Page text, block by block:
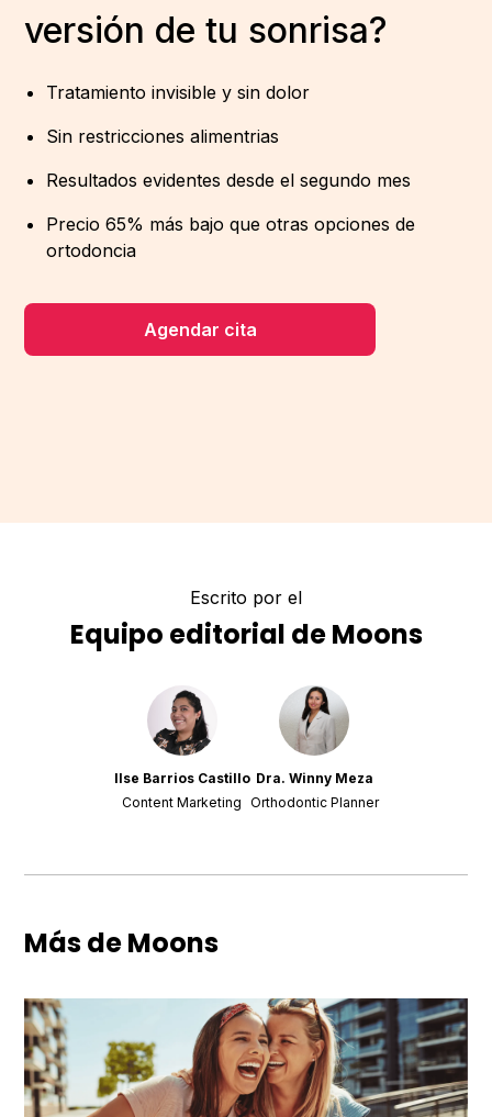
versión de tu sonrisa?
Tratamiento invisible y sin dolor
Sin restricciones alimentrias
Resultados evidentes desde el segundo mes
Precio 65% más bajo que otras opciones de
ortodoncia
Agendar cita
Escrito por el
Equipo editorial de Moons
Ilse Barrios Castillo
Content Marketing
Dra. Winny Meza
Orthodontic Planner
Más de Moons